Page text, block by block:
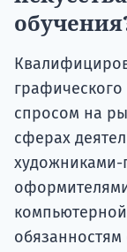
спросом на
сферах
обязанностям